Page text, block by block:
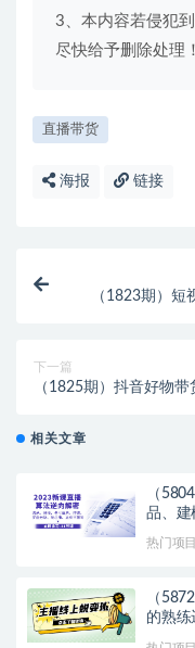
3、本内容若侵犯
尽快给予删除处理！
直播带货
海报 链接
（1823期）短
下一篇
（1825期）抖音好物
相关文章
（
品、建
热门项目
（
的熟练